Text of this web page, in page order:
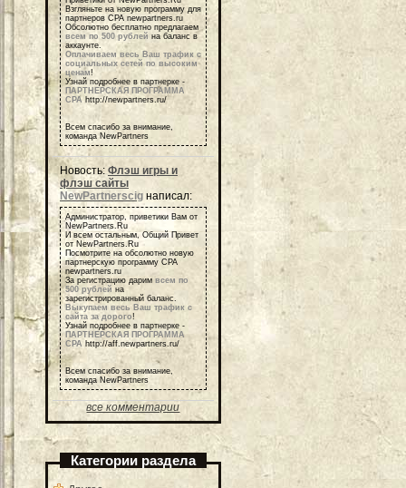
Взгляньте на новую программу для
партнеров СРА newpartners.ru
Обсолютно бесплатно предлагаем
всем по 500 рублей на баланс в
аккаунте.
Оплачиваем весь Ваш трафик с
социальных сетей по высоким
ценам!
Узнай подробнее в партнерке -
ПАРТНЕРСКАЯ ПРОГРАММА
СРАhttp://newpartners.ru/
Всем спасибо за внимание,
команда NewPartners
Новость: Флэш игры и
флэш сайты
NewPartnerscig написал:
Администратор, приветики Вам от
NewPartners.Ru
И всем остальным, Общий Привет
от NewPartners.Ru
Посмотрите на обсолютно новую
партнерскую программу СРА
newpartners.ru
За регистрацию дарим всем по
500 рублей на
зарегистрированный баланс.
Выкупаем весь Ваш трафик с
сайта за дорого!
Узнай подробнее в партнерке -
ПАРТНЕРСКАЯ ПРОГРАММА
СРА http://aff.newpartners.ru/
Всем спасибо за внимание,
команда NewPartners
все комментарии
Категории раздела